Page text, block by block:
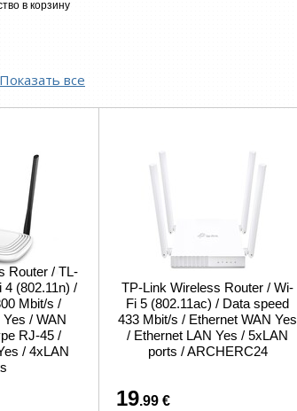
в корзину
Показать все
Router / TL-
4 (802.11n) /
Mbit/s /
/ WAN
RJ-45 /
/ 4xLAN
TP-Link Wireless Router / Wi-
Fi 5 (802.11ac) / Data speed
433 Mbit/s / Ethernet WAN Yes
/ Ethernet LAN Yes / 5xLAN
ports / ARCHERC24
19.99 €